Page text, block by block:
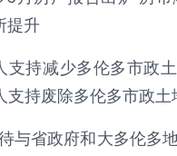
支持减少多伦多市政土
支持废除多伦多市政土
与省政府和大多伦多